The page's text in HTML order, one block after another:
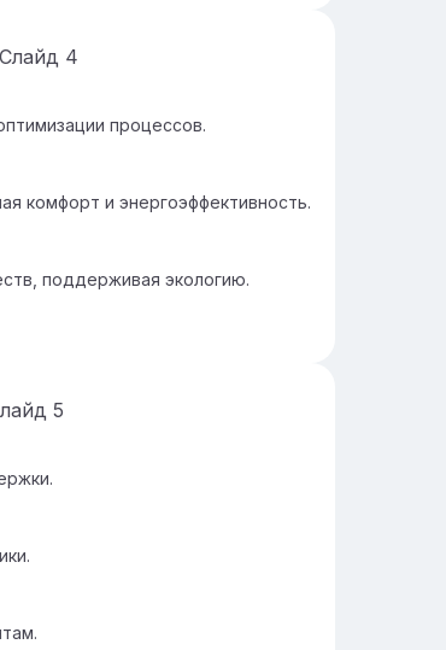
Слайд 4
процессов.
комфорт и энергоэффективность.
поддерживая экологию.
5